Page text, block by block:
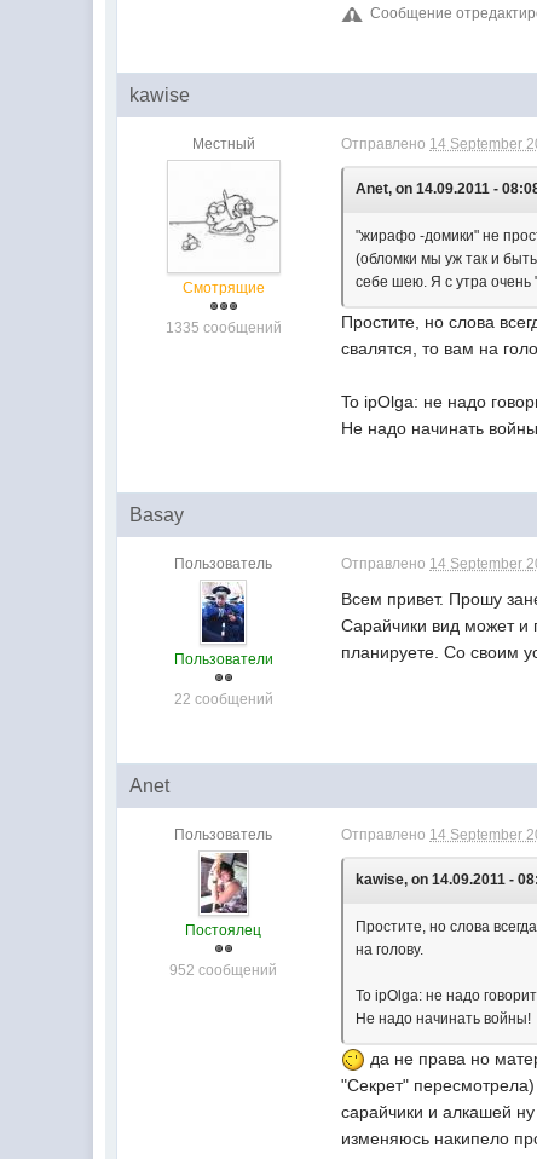
Сообщение
kawise
Местный
Смотрящие
1335 сообщений
Отправлено 14 September
Anet, on 14.09.2011 -
"жирафо -домики" не
(обломки мы уж так и
себе шею. Я с утра очень
Простите, но слова
свалятся, то вам на
To ipOlga: не надо
Не надо начинать
Basay
Пользователь
Пользователи
22 сообщений
Отправлено 14 September
Всем привет. Прошу
Сарайчики вид может и
планируете. Со своим
Anet
Пользователь
Постоялец
952 сообщений
Отправлено 14 September
kawise, on 14.09.2011 -
Простите, но слова
на голову.
To ipOlga: не надо
Не надо начинать войны!
да не права но
"Секрет"
сарайчики и алкашей
изменяюсь накипело